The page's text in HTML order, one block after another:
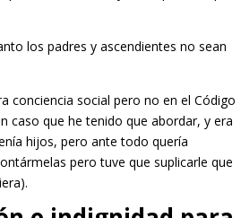
los padres y ascendientes no sean
conciencia social pero no en el Código
caso que he tenido que abordar, y era
hijos, pero ante todo quería
pero tuve que suplicarle que